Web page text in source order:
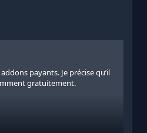
payants. Je précise qu’il
gratuitement.